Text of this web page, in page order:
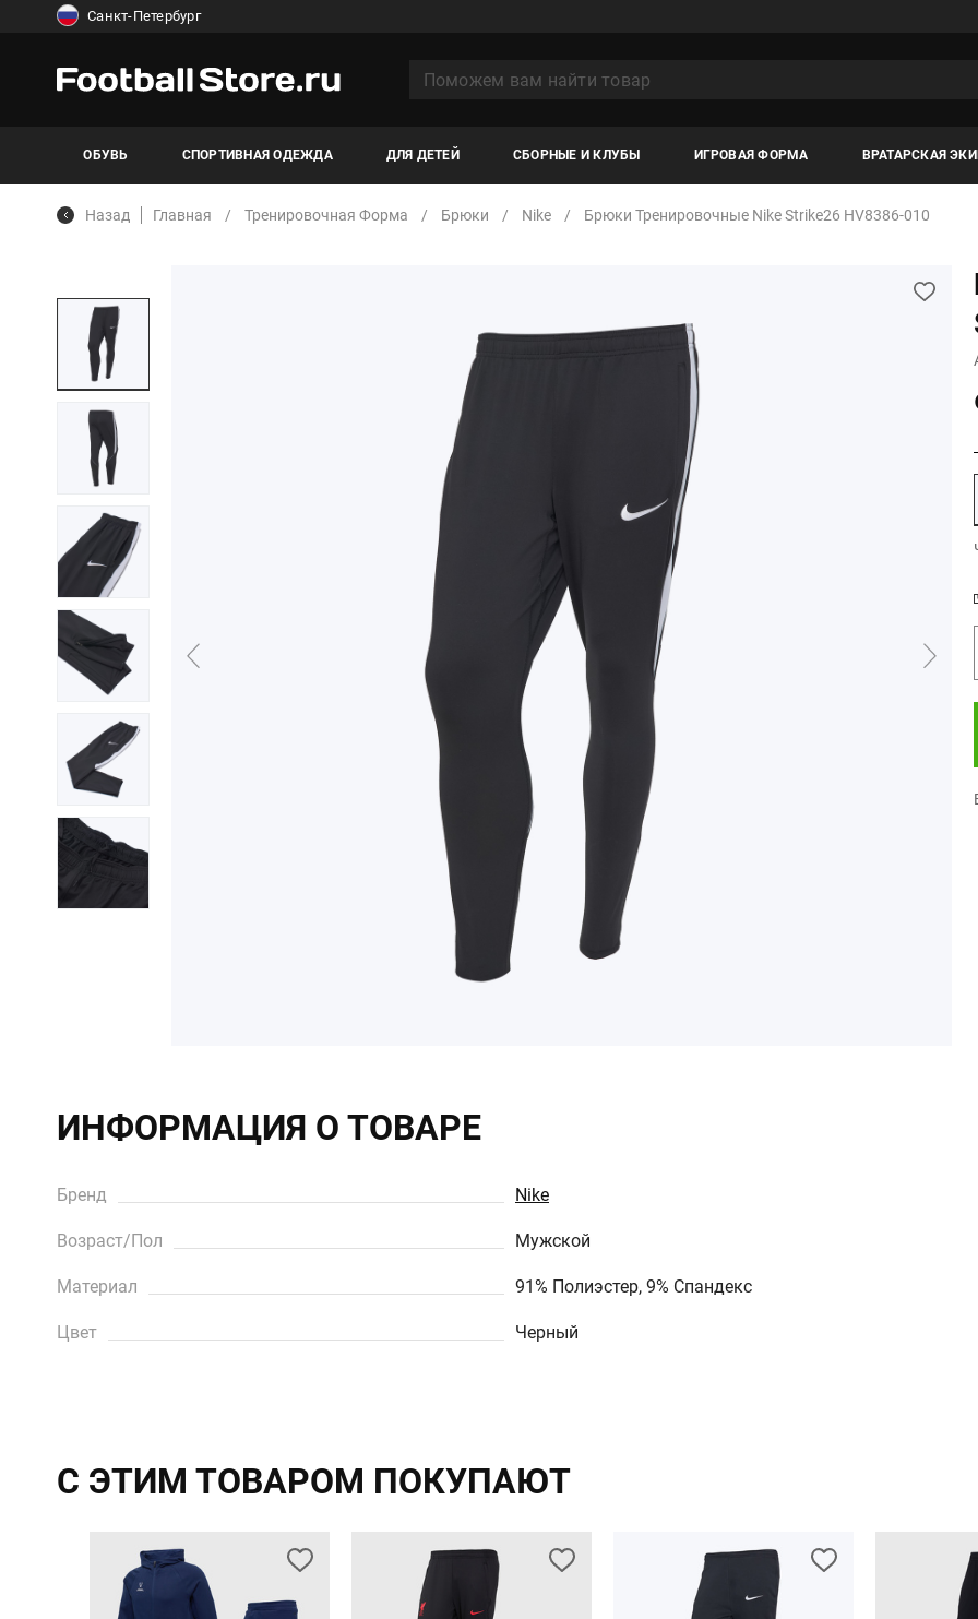
Санкт-Петербург
ОБУВЬ СПОРТИВНАЯ ОДЕЖДА ДЛЯ ДЕТЕЙ СБОРНЫЕ И КЛУБЫ ИГРОВАЯ ФОРМА ВРАТАРСКАЯ
Назад Главная Тренировочная Форма Брюки Nike Брюки Тренировочные Nike Strike26 HV8386-010
ИНФОРМАЦИЯ О ТОВАРЕ
Бренд Nike
Возраст/Пол Мужской
Материал 91% Полиэстер, 9% Спандекс
Цвет Черный
С ЭТИМ ТОВАРОМ ПОКУПАЮТ